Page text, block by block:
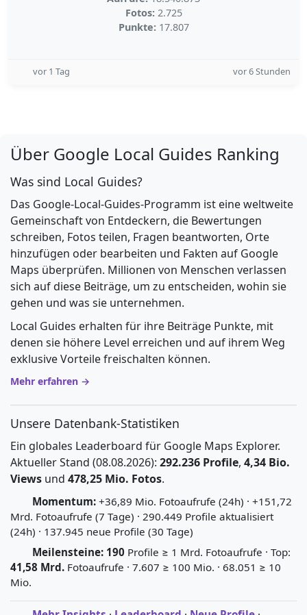
Fotos: 2.725
Punkte: 17.807
vor 1 Tag vor 6 Stunden
Über Google Local Guides Ranking
Was sind Local Guides?
Das Google-Local-Guides-Programm ist eine weltweite
Gemeinschaft von Entdeckern, die Bewertungen
schreiben, Fotos teilen, Fragen beantworten, Orte
hinzufügen oder bearbeiten und Fakten auf Google
Maps überprüfen. Millionen von Menschen verlassen
sich auf diese Beiträge, um zu entscheiden, wohin sie
gehen und was sie unternehmen.
Local Guides erhalten für ihre Beiträge Punkte, mit
denen sie höhere Level erreichen und auf ihrem Weg
exklusive Vorteile freischalten können.
Mehr erfahren →
Unsere Datenbank-Statistiken
Ein globales Leaderboard für Google Maps Explorer.
Aktueller Stand (08.08.2026): 292.236 Profile, 4,34 Bio.
Views und 478,25 Mio. Fotos.
Momentum: +36,89 Mio. Fotoaufrufe (24h) · +151,72
Mrd. Fotoaufrufe (7 Tage) · 290.449 Profile aktualisiert
(24h) · 137.945 neue Profile (30 Tage)
Meilensteine: 190 Profile ≥ 1 Mrd. Fotoaufrufe · Top:
41,58 Mrd. Fotoaufrufe · 7.607 ≥ 100 Mio. · 68.051 ≥ 10
Mio.